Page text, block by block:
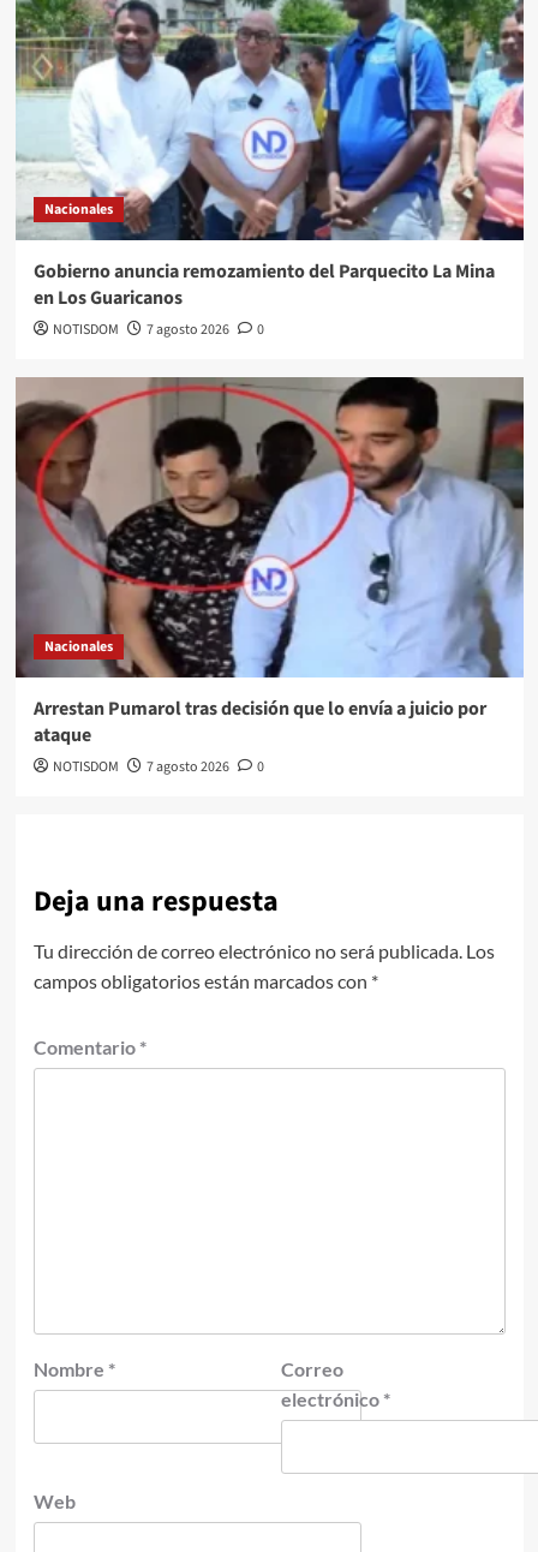
Nacionales
Gobierno anuncia remozamiento del Parquecito La Mina
en Los Guaricanos
NOTISDOM 7 agosto 2026 0
Nacionales
Arrestan Pumarol tras decisión que lo envía a juicio por
ataque
NOTISDOM 7 agosto 2026 0
Deja una respuesta
Tu dirección de correo electrónico no será publicada. Los
campos obligatorios están marcados con *
Comentario *
Nombre *
Correo
electrónico *
Web